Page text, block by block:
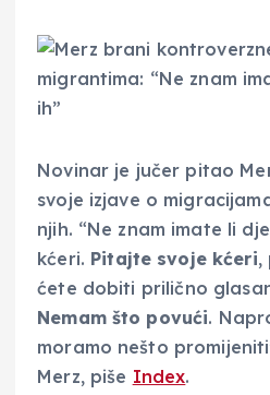
Novinar je jučer pitao
svoje izjave o
njih. “Ne znam imate li
kćeri. Pitajte svoje kćeri,
ćete dobiti prilično
Nemam što povući.
moramo nešto
Merz, piše Index.